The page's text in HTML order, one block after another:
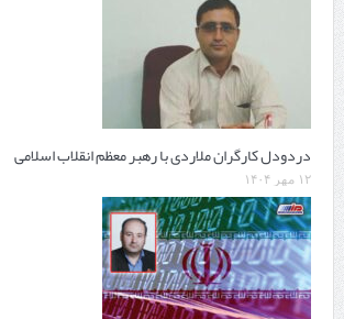
دردودل کارگران ملاردی با رهبر معظم انقلاب اسلامی
۱۲ مهر ۱۴۰۴